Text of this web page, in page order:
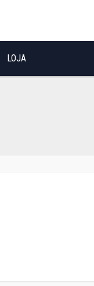
LOJA